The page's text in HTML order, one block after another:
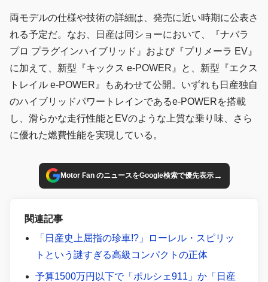
両モデルの仕様や技術の詳細は、発売に近い時期に公表さ
れる予定だ。なお、日産は同ショーにおいて、『ナバラ
プロ プラグインハイブリッド』および『プリメーラ EV』
に加えて、新型『キックス e‑POWER』と、新型『エクス
トレイル e‑POWER』もあわせて公開。いずれも日産独自
のハイブリッドパワートレインであるe-POWERを搭載
し、滑らかな走行性能とEVのような上質な乗り味、さら
に優れた燃費性能を実現している。
Motor Fan のニュースをGoogle検索で優先表示→
関連記事
「日産史上屈指の珍車!?」ローレル・スピリッ
トという謎すぎる高級コンパクトの正体
予算1500万円以下で「ポルシェ911」か「日産